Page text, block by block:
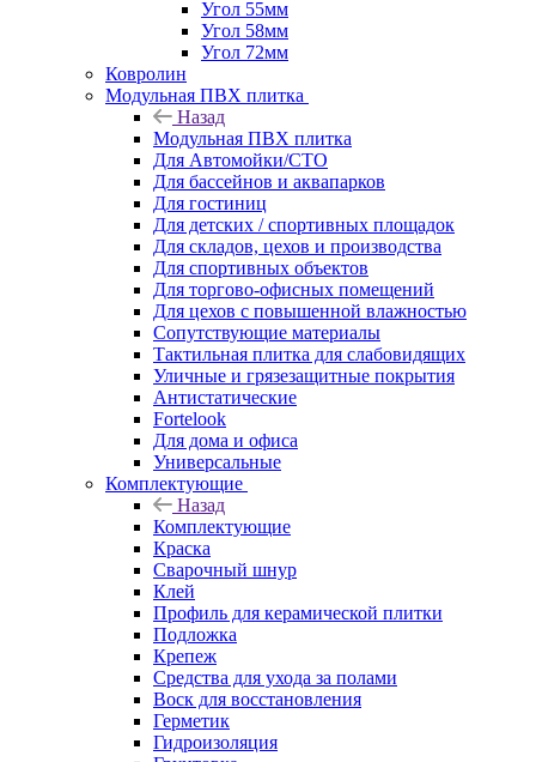
Угол 55мм
Угол 58мм
Угол 72мм
Ковролин
Модульная ПВХ плитка
Назад
Модульная ПВХ плитка
Для Автомойки/СТО
Для бассейнов и аквапарков
Для гостиниц
Для детских / спортивных площадок
Для складов, цехов и производства
Для спортивных объектов
Для торгово-офисных помещений
Для цехов с повышенной влажностью
Сопутствующие материалы
Тактильная плитка для слабовидящих
Уличные и грязезащитные покрытия
Антистатические
Fortelook
Для дома и офиса
Универсальные
Комплектующие
Назад
Комплектующие
Краска
Сварочный шнур
Клей
Профиль для керамической плитки
Подложка
Крепеж
Средства для ухода за полами
Воск для восстановления
Герметик
Гидроизоляция